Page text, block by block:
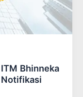
Bhinneka